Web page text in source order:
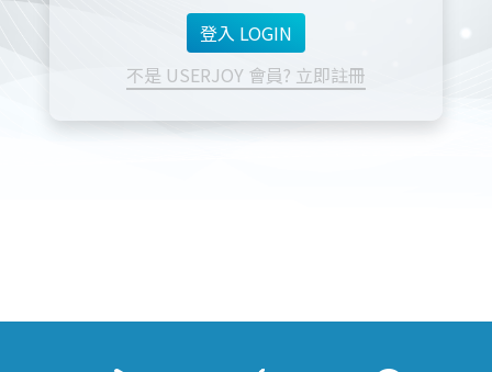
不是 USERJOY 會員? 立即註冊